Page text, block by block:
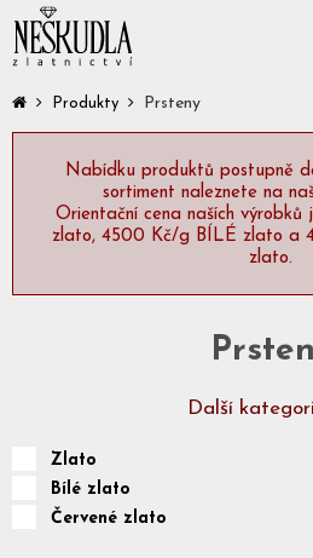
Produkty Prsteny
Nabídku produktů postupně
sortiment naleznete na
Orientační cena naších
zlato, 4500 Kč/g BÍLÉ zlato a
zlato.
Další
Zlato
Bílé zlato
Červené zlato